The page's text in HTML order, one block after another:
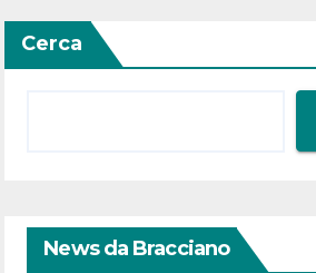
Cerca
News da Bracciano